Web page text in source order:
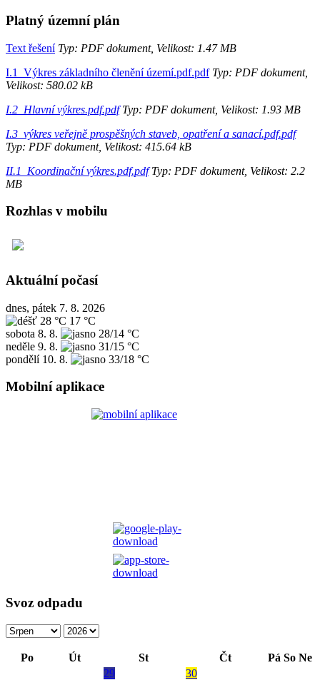
Platný územní plán
Text řešeníTyp: PDF dokument, Velikost: 1.47 MB
I.1_Výkres základního členění území.pdf.pdfTyp: PDF dokument,
Velikost: 580.02 kB
I.2_Hlavní výkres.pdf.pdfTyp: PDF dokument, Velikost: 1.93 MB
I.3_výkres veřejně prospěšných staveb, opatření a sanací.pdf.pdf
Typ: PDF dokument, Velikost: 415.64 kB
II.1_Koordinační výkres.pdf.pdfTyp: PDF dokument, Velikost: 2.2
MB
Rozhlas v mobilu
Aktuální počasí
dnes, pátek 7. 8. 2026
28 °C 17 °C
sobota 8. 8.
28/14 °C
neděle 9. 8.
31/15 °C
pondělí 10. 8. 33/18 °C
Mobilní aplikace
Svoz odpadu
Po Út St Čt Pá So Ne
29
30